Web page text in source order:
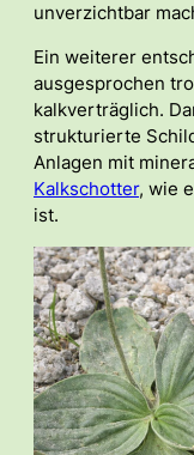
unverzichtbar
Ein weiterer
ausgesprochen
kalkverträglich.
strukturierte
Anlagen mit
Kalkschotter, wie
ist.